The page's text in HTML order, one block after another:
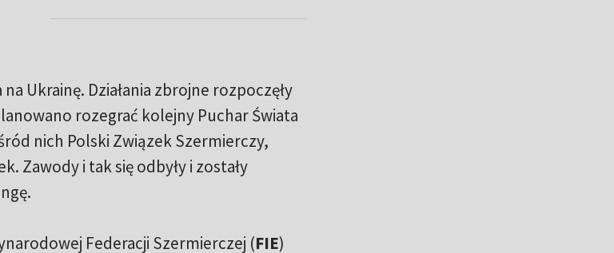
Ukrainę. Działania zbrojne rozpoczęły
rozegrać kolejny Puchar Świata
nich Polski Związek Szermierczy,
Zawody i tak się odbyły i zostały
Federacji Szermierczej (FIE)